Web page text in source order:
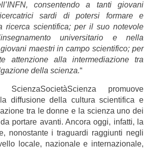
consentendo a tanti giovani
sardi di potersi formare e
ricerca scientifica; per il suo notevole
universitario e nella
maestri in campo scientifico; per
attenzione alla intermediazione tra
della scienza.“
ScienzaSocietàScienza promuove
diffusione della cultura scientifica e
tra le donne e la scienza uno dei
portare avanti. Ancora oggi, infatti, la
nonostante i traguardi raggiunti negli
locale, nazionale e internazionale,